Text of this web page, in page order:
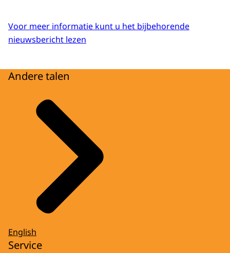
Voor meer informatie kunt u het bijbehorende
nieuwsbericht lezen
Andere talen
English
Service